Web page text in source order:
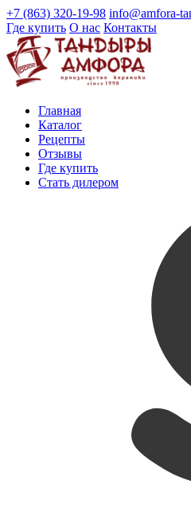
+7 (863) 320-19-98 info@amfora-
Где купить О нас Контакты
Главная
Каталог
Рецепты
Отзывы
Где купить
Стать дилером